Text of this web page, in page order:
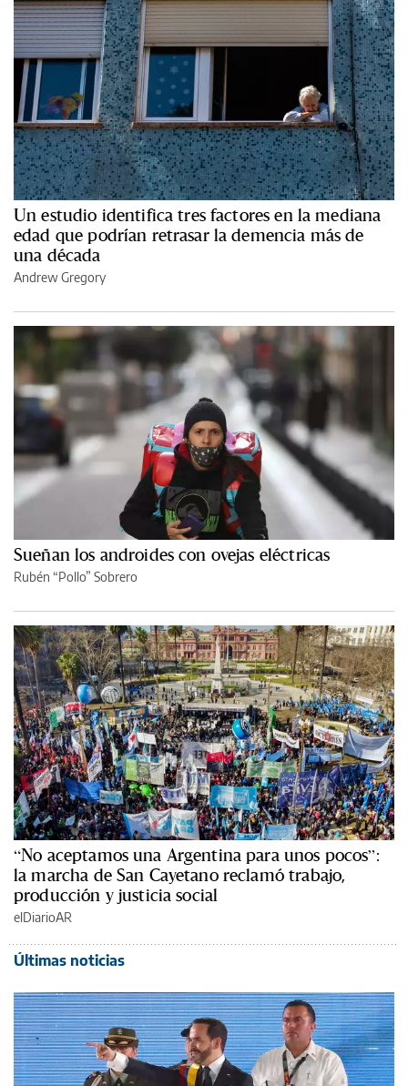
Un estudio identifica tres factores en la mediana
edad que podrían retrasar la demencia más de
una década
Andrew Gregory
Sueñan los androides con ovejas eléctricas
Rubén “Pollo” Sobrero
“No aceptamos una Argentina para unos pocos”:
la marcha de San Cayetano reclamó trabajo,
producción y justicia social
elDiarioAR
Últimas noticias